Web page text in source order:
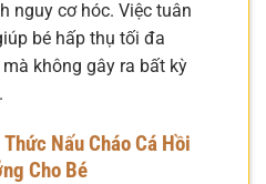
nguy cơ hóc. Việc tuân
bé hấp thụ tối đa
không gây ra bất kỳ
Nấu Cháo Cá Hồi
Cho Bé